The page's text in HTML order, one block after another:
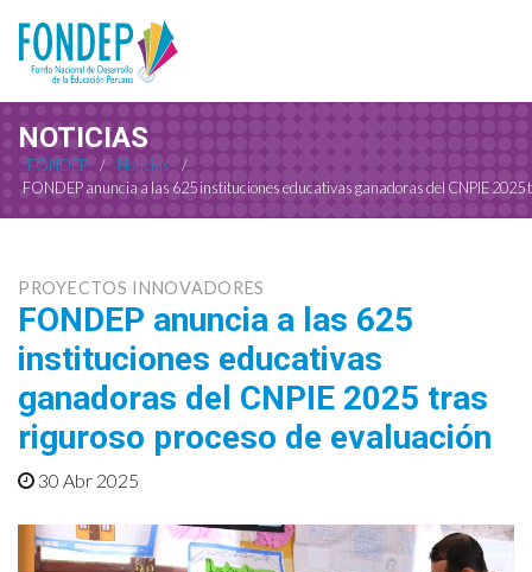
NOTICIAS
FONDEP / Noticias
/
FONDEP anuncia a las 625 instituciones educativas ganadoras del CNPIE 2025
PROYECTOS INNOVADORES
FONDEP anuncia a las 625
instituciones educativas
ganadoras del CNPIE 2025 tras
riguroso proceso de evaluación
30 Abr 2025